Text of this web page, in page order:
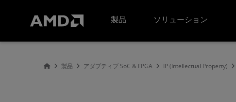
製品
ソリューション
製品 アダプティブ SoC & FPGA IP (Intellectual Property)